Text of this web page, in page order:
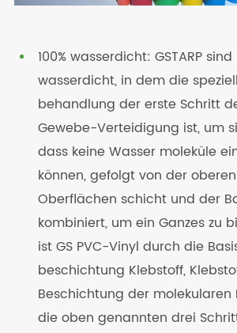
100% wasserdicht: GSTARP sind
wasserdicht, in dem die
behandlung der erste Schritt
Gewebe-Verteidigung ist, um
dass keine Wasser moleküle
können, gefolgt von der
Oberflächen schicht und der
kombiniert, um ein Ganzes zu
ist GS PVC-Vinyl durch die
beschichtung Klebstoff,
Beschichtung der
die oben genannten drei